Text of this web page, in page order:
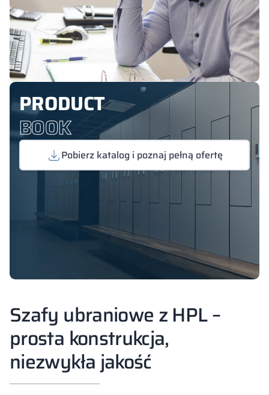
PRODUCT
BOOK
Pobierz katalog i poznaj pełną ofertę
Szafy ubraniowe z HPL –
prosta konstrukcja,
niezwykła jakość